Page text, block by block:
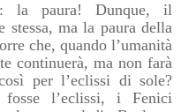
la paura! Dunque, il
stessa, ma la paura della
che, quando l’umanità
continuerà, ma non farà
per l’eclissi di sole?
l’eclissi, i Fenici